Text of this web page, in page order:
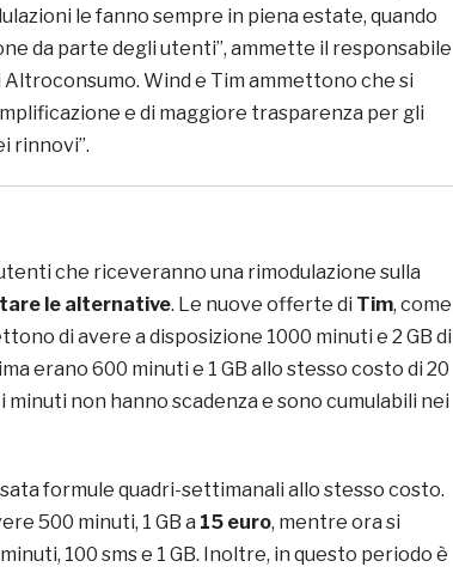
le fanno sempre in piena estate, quando
da parte degli utenti”, ammette il responsabile
Wind e Tim ammettono che si
e di maggiore trasparenza per gli
rinnovi”.
che riceveranno una rimodulazione sulla
le alternative. Le nuove offerte di Tim, come
di avere a disposizione 1000 minuti e 2 GB di
erano 600 minuti e 1 GB allo stesso costo di 20
minuti non hanno scadenza e sono cumulabili nei
formule quadri-settimanali allo stesso costo.
500 minuti, 1 GB a 15 euro, mentre ora si
100 sms e 1 GB. Inoltre, in questo periodo è